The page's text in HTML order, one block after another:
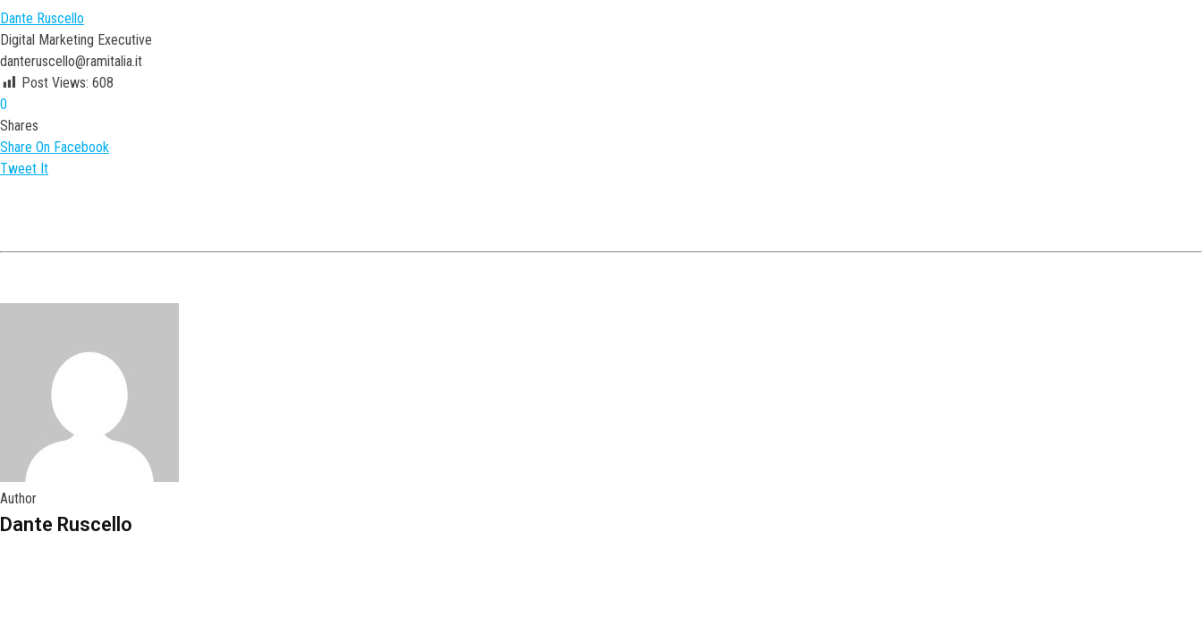
Dante Ruscello
Digital Marketing Executive
danteruscello@ramitalia.it
Post Views: 608
0
Shares
Share On Facebook
Tweet It
Author
Dante Ruscello